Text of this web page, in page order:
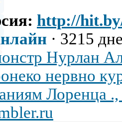
http://
· 3215
Нурлан
нервно
Лоренца